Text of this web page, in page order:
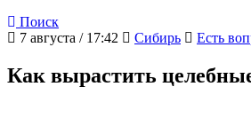
Поиск
7 августа / 17:42
Сибирь Есть
Как вырастить